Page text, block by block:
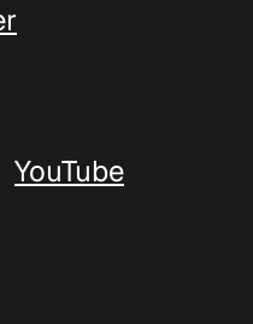
YouTube